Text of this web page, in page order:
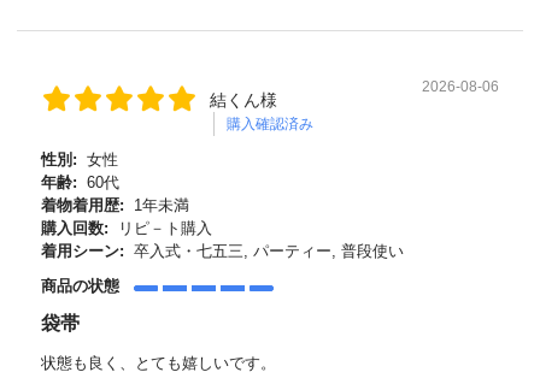
結くん様
購入確認済み
2026-08-06
性別: 女性
年齢: 60代
着物着用歴:
1年未満
購入回数:
リピ－ト購入
着用シーン: 卒入式・七五三, パーティー, 普段使い
商品の状態
袋帯
状態も良く、とても嬉しいです。